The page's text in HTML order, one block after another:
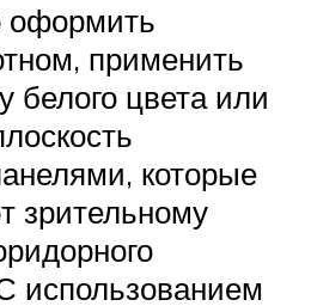
оформить
применить
белого цвета или
которые
зрительному
использованием